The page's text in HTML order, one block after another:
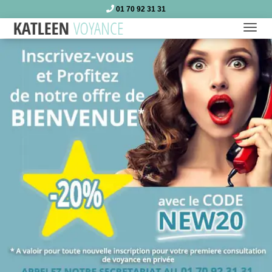
01 70 92 31 31